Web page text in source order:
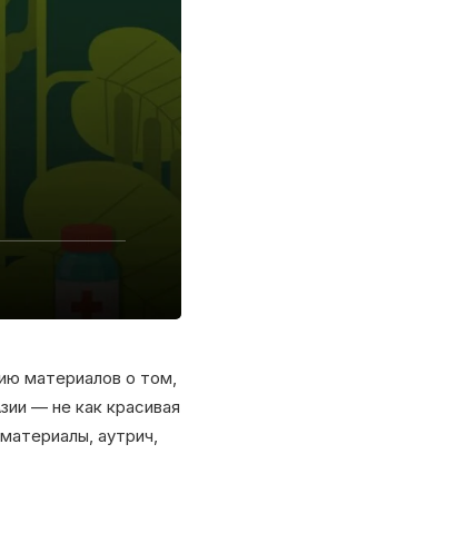
материалов о том,
— не как красивая
аутрич,